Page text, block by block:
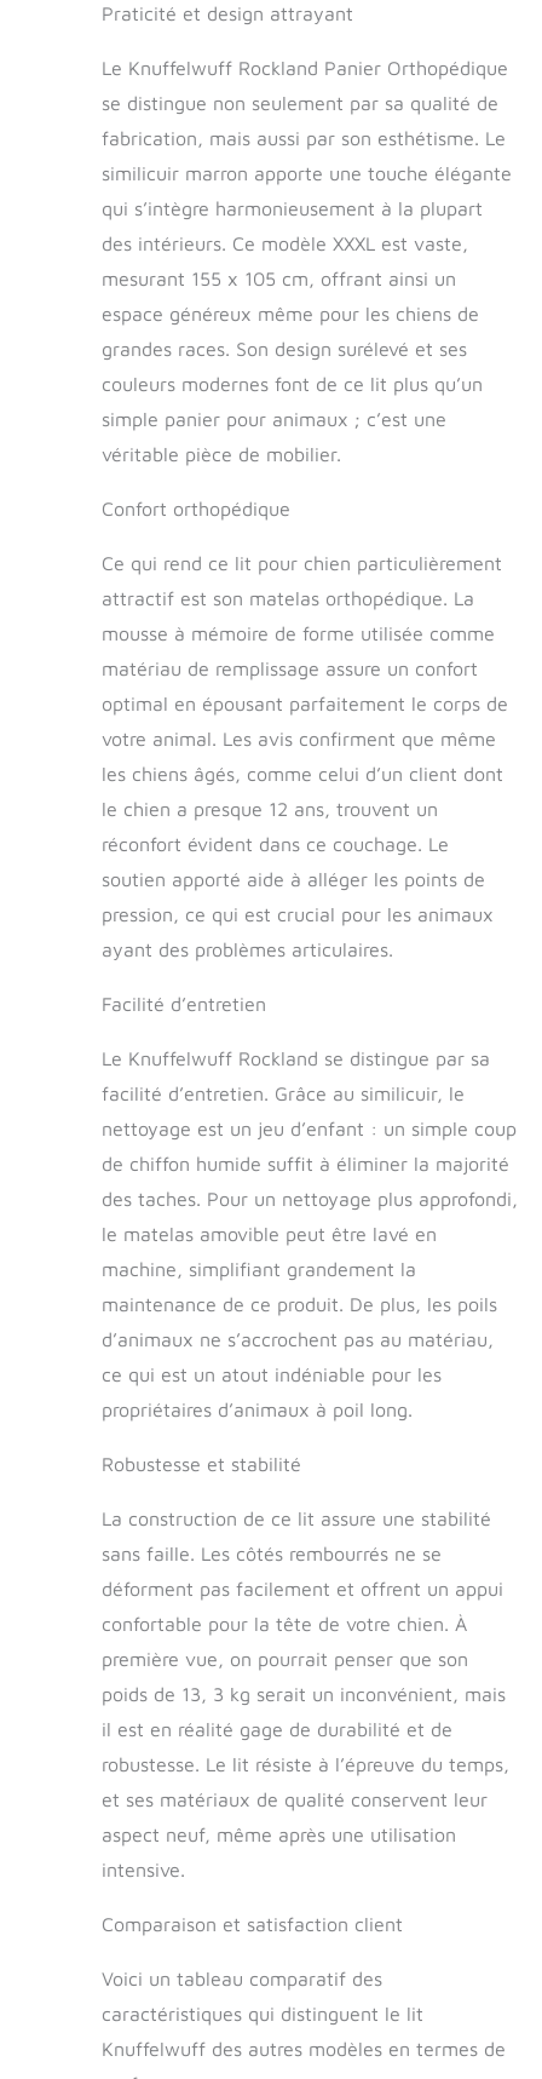
bas Housse de
séparément
Praticité et design attrayant
Le Knuffelwuff Rockland Panier Orthopédique
se distingue non seulement par sa qualité de
fabrication, mais aussi par son esthétisme. Le
similicuir marron apporte une touche élégante
qui s’intègre harmonieusement à la plupart
des intérieurs. Ce modèle XXXL est vaste,
mesurant 155 x 105 cm, offrant ainsi un
espace généreux même pour les chiens de
grandes races. Son design surélevé et ses
couleurs modernes font de ce lit plus qu’un
simple panier pour animaux ; c’est une
véritable pièce de mobilier.
Confort orthopédique
Ce qui rend ce lit pour chien particulièrement
attractif est son matelas orthopédique. La
mousse à mémoire de forme utilisée comme
matériau de remplissage assure un confort
optimal en épousant parfaitement le corps de
votre animal. Les avis confirment que même
les chiens âgés, comme celui d’un client dont
le chien a presque 12 ans, trouvent un
réconfort évident dans ce couchage. Le
soutien apporté aide à alléger les points de
pression, ce qui est crucial pour les animaux
ayant des problèmes articulaires.
Facilité d’entretien
Le Knuffelwuff Rockland se distingue par sa
facilité d’entretien. Grâce au similicuir, le
nettoyage est un jeu d’enfant : un simple coup
de chiffon humide suffit à éliminer la majorité
des taches. Pour un nettoyage plus approfondi,
le matelas amovible peut être lavé en
machine, simplifiant grandement la
maintenance de ce produit. De plus, les poils
d’animaux ne s’accrochent pas au matériau,
ce qui est un atout indéniable pour les
propriétaires d’animaux à poil long.
Robustesse et stabilité
La construction de ce lit assure une stabilité
sans faille. Les côtés rembourrés ne se
déforment pas facilement et offrent un appui
confortable pour la tête de votre chien. À
première vue, on pourrait penser que son
poids de 13, 3 kg serait un inconvénient, mais
il est en réalité gage de durabilité et de
robustesse. Le lit résiste à l’épreuve du temps,
et ses matériaux de qualité conservent leur
aspect neuf, même après une utilisation
intensive.
Comparaison et satisfaction client
Voici un tableau comparatif des
caractéristiques qui distinguent le lit
Knuffelwuff des autres modèles en termes de